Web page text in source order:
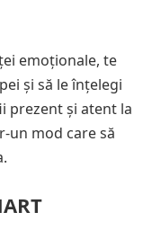
emoționale, te
și să le înțelegi
prezent și atent la
un mod care să